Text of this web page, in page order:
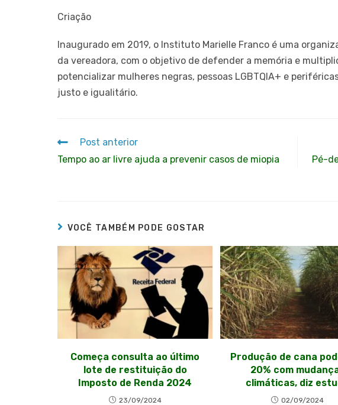
Criação
Inaugurado em 2019, o Instituto Marielle Franco é uma
da vereadora, com o objetivo de defender a memória e
potencializar mulheres negras, pessoas LGBTQIA+ e
justo e igualitário.
Post anterior
Tempo ao ar livre ajuda a prevenir casos de miopia
Pé-
VOCÊ TAMBÉM PODE GOSTAR
Começa consulta ao último
lote de restituição do
Imposto de Renda 2024
23/09/2024
Produção de cana
20% com
climáticas, diz
02/09/2024